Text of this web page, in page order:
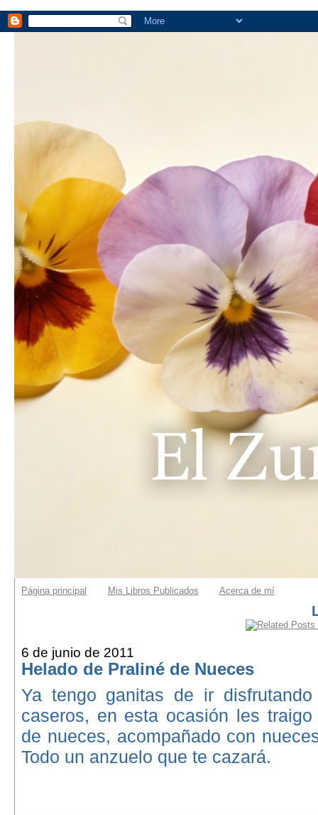
Página principal Mis Libros Publicados Acerca de mí
6 de junio de 2011
Helado de Praliné de Nueces
Ya tengo ganitas de ir
caseros, en esta ocasión les
de nueces, acompañado con
Todo un anzuelo que te cazará.